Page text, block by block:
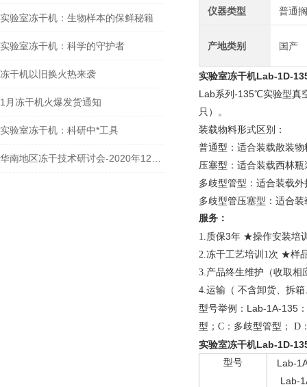
实验室冻干机：生物样本的保鲜秘籍
实验室冻干机：科学的守护者
冻干机以旧换火热来袭
1月冻干机火爆发货通知
实验室冻干机：科研中*工具
仪器类型 普通
产地类别 国产
实验室冻干机Lab-1D-
Lab系列-135℃实验型真
只）。
装载物料形式区别：
普通型：适合装载散装物
压塞型：适合装载西林瓶
多歧型管型：适合装载
多歧型管压塞型：适合
服务：
1.质保3年 ★操作安装培
2.冻干工艺培训1次 ★样
3.产品终生维护（收取
4.运输（ 不含卸货、拆
型号举例： Lab-1A-135 ：
型；C：多歧型管型； D
实验室冻干机Lab-1D-
型号
Lab-
Lab-